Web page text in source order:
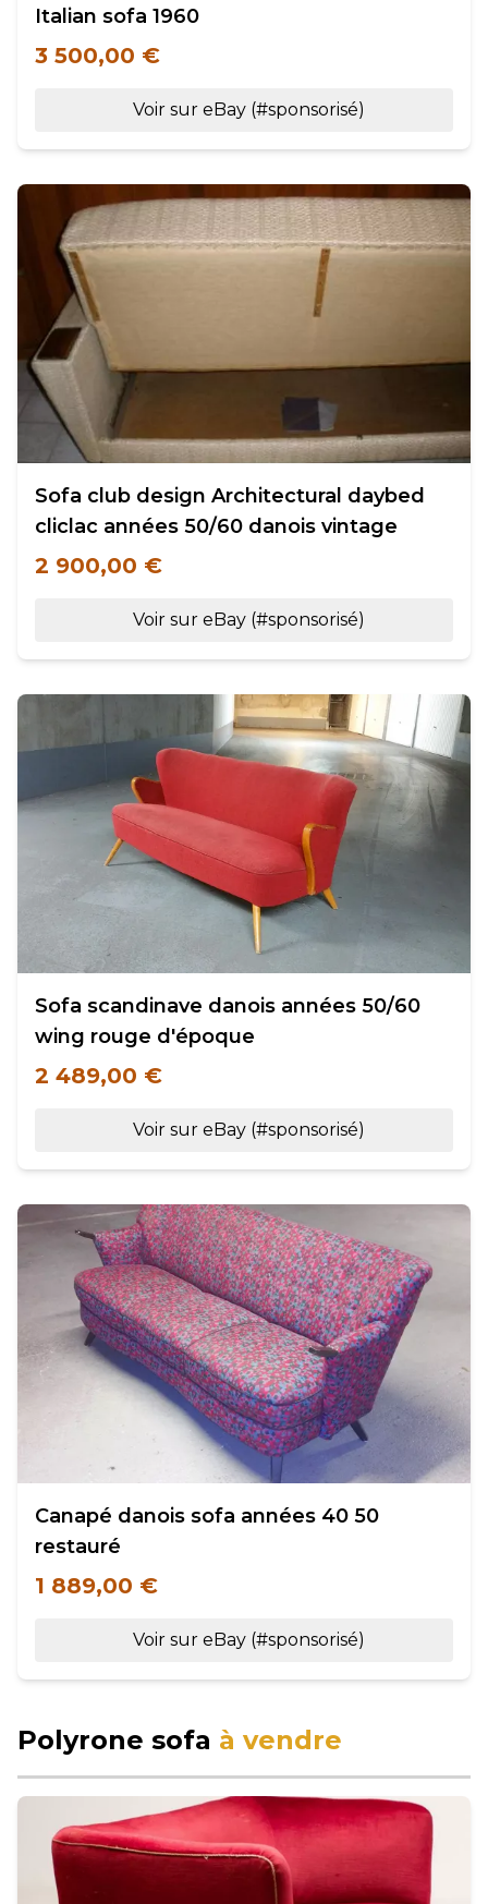
Italian sofa 1960
3 500,00 €
Voir sur eBay (#sponsorisé)
Sofa club design Architectural daybed
cliclac années 50/60 danois vintage
2 900,00 €
Voir sur eBay (#sponsorisé)
Sofa scandinave danois années 50/60
wing rouge d'époque
2 489,00 €
Voir sur eBay (#sponsorisé)
Canapé danois sofa années 40 50
restauré
1 889,00 €
Voir sur eBay (#sponsorisé)
Polyrone sofa à vendre